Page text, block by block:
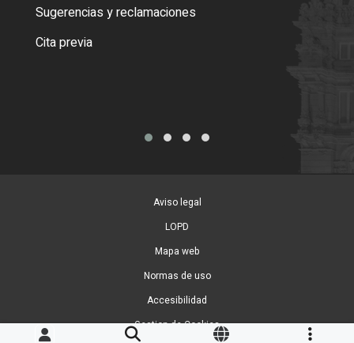
Sugerencias y reclamaciones
Cita previa
Aviso legal
LOPD
Mapa web
Normas de uso
Accesibilidad
Gestion de Cookies